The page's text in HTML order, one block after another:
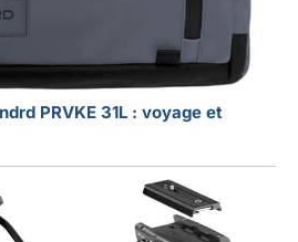
PRVKE 31L : voyage et